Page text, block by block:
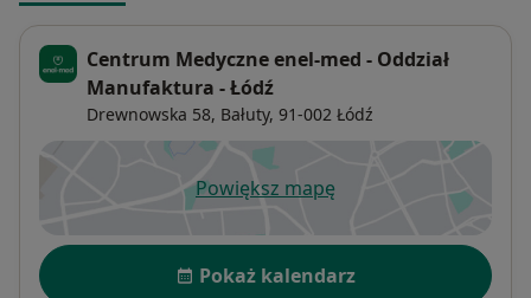
Centrum Medyczne enel-med - Oddział
Manufaktura - Łódź
Drewnowska 58, Bałuty, 91-002 Łódź
Powiększ mapęotwiera się w nowej karcie
Dostępność
Pokaż kalendarz